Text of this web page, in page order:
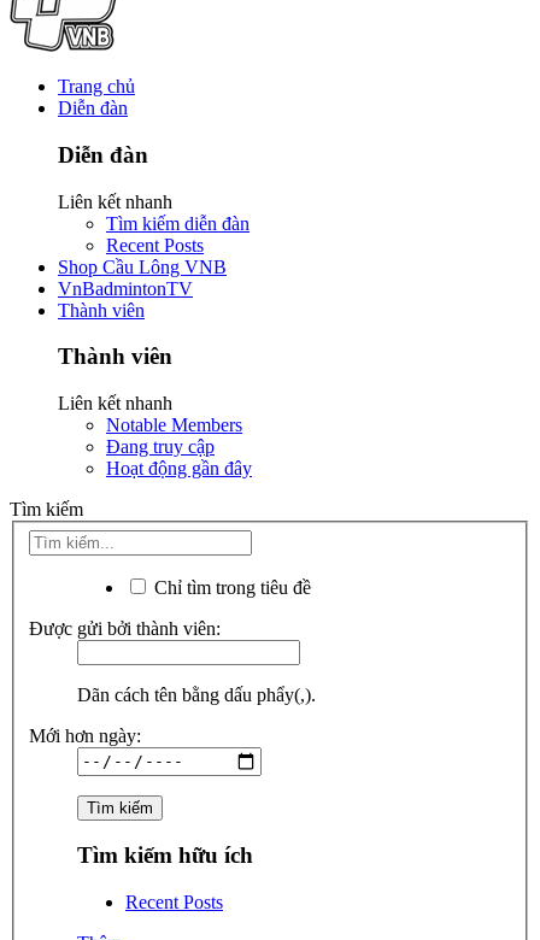
Trang chủ
Diễn đàn
Diễn đàn
Liên kết nhanh
Tìm kiếm diễn đàn
Recent Posts
Shop Cầu Lông VNB
VnBadmintonTV
Thành viên
Thành viên
Liên kết nhanh
Notable Members
Đang truy cập
Hoạt động gần đây
Tìm kiếm
Chỉ tìm trong tiêu đề
Được gửi bởi thành viên:
Dãn cách tên bằng dấu phẩy(,).
Mới hơn ngày:
Tìm kiếm hữu ích
Recent Posts